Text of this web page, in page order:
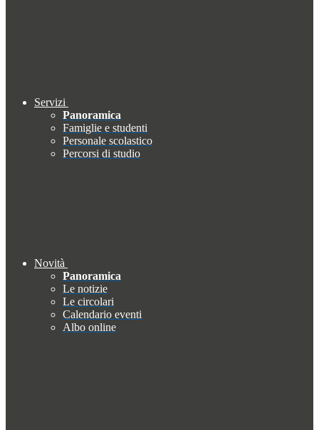
Servizi
Panoramica
Famiglie e studenti
Personale scolastico
Percorsi di studio
Novità
Panoramica
Le notizie
Le circolari
Calendario eventi
Albo online